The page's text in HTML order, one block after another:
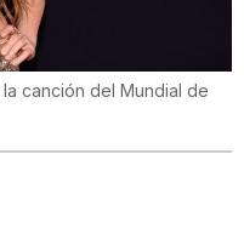
canción del Mundial de